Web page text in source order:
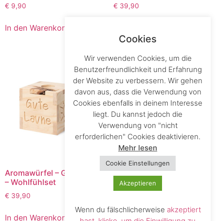
€ 9,90
In den Warenkorb
€ 39,90
Aromawürfel – Gute Laune
– Wohlfühlset
€ 39,90
In den Warenkorb
Duftlampe Allure
Lebensblume – schenke
Lebensfreude
€ 49,90
Cookies
Wir verwenden Cookies, um die
Benutzerfreundlichkeit und Erfahrung
der Website zu verbessern. Wir gehen
davon aus, dass die Verwendung von
Cookies ebenfalls in deinem Interesse
liegt. Du kannst jedoch die
Verwendung von "nicht
erforderlichen" Cookies deaktivieren.
Mehr lesen
Cookie Einstellungen
Akzeptieren
Wenn du fälschlicherweise akzeptiert